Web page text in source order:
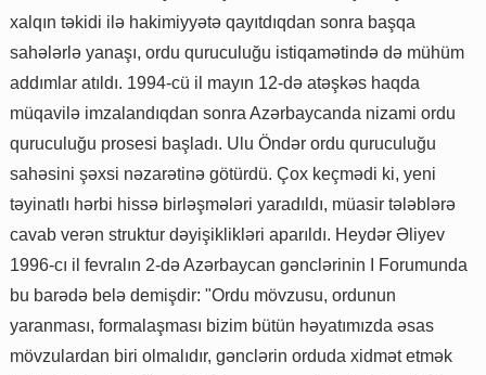
xalqın təkidi ilə hakimiyyətə qayıtdıqdan sonra başqa
sahələrlə yanaşı, ordu quruculuğu istiqamətində də mühüm
addımlar atıldı. 1994-cü il mayın 12-də atəşkəs haqda
müqavilə imzalandıqdan sonra Azərbaycanda nizami ordu
quruculuğu prosesi başladı. Ulu Öndər ordu quruculuğu
sahəsini şəxsi nəzarətinə götürdü. Çox keçmədi ki, yeni
təyinatlı hərbi hissə birləşmələri yaradıldı, müasir tələblərə
cavab verən struktur dəyişiklikləri aparıldı. Heydər Əliyev
1996-cı il fevralın 2-də Azərbaycan gənclərinin I Forumunda
bu barədə belə demişdir: "Ordu mövzusu, ordunun
yaranması, formalaşması bizim bütün həyatımızda əsas
mövzulardan biri olmalıdır, gənclərin orduda xidmət etmək